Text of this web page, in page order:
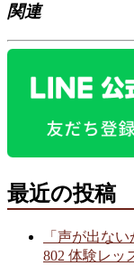
関連
最近の投稿
「声が出な
802 体験レッ